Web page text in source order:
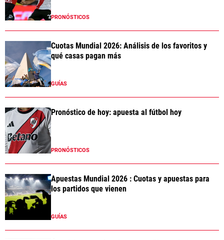
PRONÓSTICOS
Cuotas Mundial 2026: Análisis de los favoritos y
qué casas pagan más
GUÍAS
Pronóstico de hoy: apuesta al fútbol hoy
PRONÓSTICOS
Apuestas Mundial 2026 : Cuotas y apuestas para
los partidos que vienen
GUÍAS